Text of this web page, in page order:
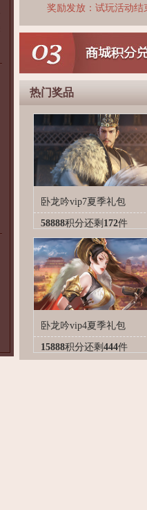
奖励发放：试玩活动
热门奖品
卧龙吟vip7夏季礼包
58888积分还剩 172件
卧龙吟vip4夏季礼包
15888积分还剩 444件